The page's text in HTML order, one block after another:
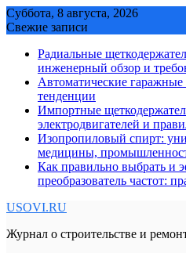
Skip
to
Суббота, 8 августа, 2026
Свежие записи
Радиальные
инженерный обзор и
Автоматические
тенденции
Импортные
электродвигателей и
Изопропиловый спирт:
медицины,
Как правильно выбрать и
преобразователь частот:
USOVI.RU
Журнал о строительстве и